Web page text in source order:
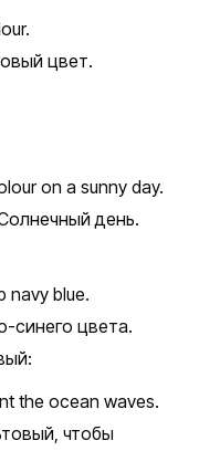
цвет.
on a sunny day.
день.
navy blue.
синего цвета.
the ocean waves.
чтобы